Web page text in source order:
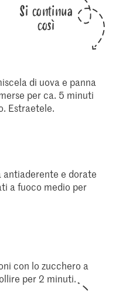
Si continua
così
di uova e panna
per ca. 5 minuti
Estraetele.
antiaderente e dorate
a fuoco medio per
con lo zucchero a
per 2 minuti.